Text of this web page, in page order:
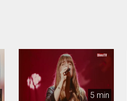
5 min